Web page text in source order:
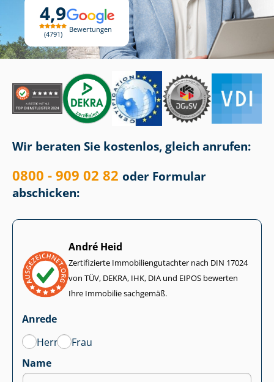
4,9
4791
Bewertungen
Wir beraten Sie kostenlos, gleich anrufen:
0800 - 909 02 82 oder Formular
abschicken:
André Heid
Zertifizierte Im­mo­bi­li­en­gut­ach­ter nach DIN 17024
von TÜV, DEKRA, IHK, DIA und EIPOS bewerten
Ihre Immobilie sachgemäß.
Anrede
Herr
Frau
Name